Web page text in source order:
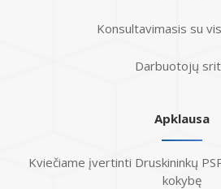
Konsultavimasis su
Darbuotojų
Apklausa
Kviečiame įvertinti Druskininkų
kokybę